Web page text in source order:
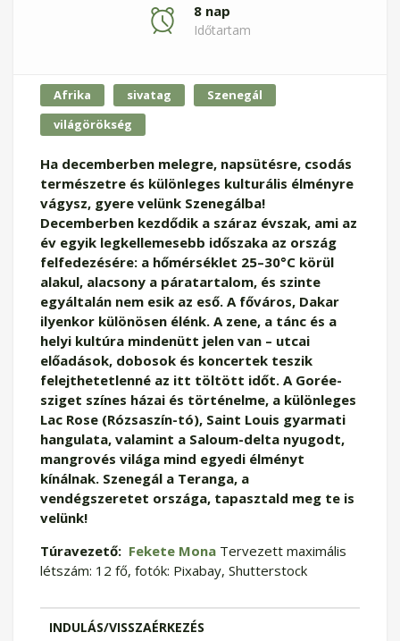
8 nap
Időtartam
Afrika sivatag
Szenegál
világörökség
Ha decemberben melegre, napsütésre, csodás
természetre és különleges kulturális élményre
vágysz, gyere velünk Szenegálba!
Decemberben kezdődik a száraz évszak, ami az
év egyik legkellemesebb időszaka az ország
felfedezésére: a hőmérséklet 25–30°C körül
alakul, alacsony a páratartalom, és szinte
egyáltalán nem esik az eső. A főváros, Dakar
ilyenkor különösen élénk. A zene, a tánc és a
helyi kultúra mindenütt jelen van – utcai
előadások, dobosok és koncertek teszik
felejthetetlenné az itt töltött időt. A Gorée-
sziget színes házai és történelme, a különleges
Lac Rose (Rózsaszín-tó), Saint Louis gyarmati
hangulata, valamint a Saloum-delta nyugodt,
mangrovés világa mind egyedi élményt
kínálnak. Szenegál a Teranga, a
vendégszeretet országa, tapasztald meg te is
velünk!
Túravezető: Fekete Mona Tervezett maximális
létszám: 12 fő, fotók: Pixabay, Shutterstock
INDULÁS/VISSZAÉRKEZÉS